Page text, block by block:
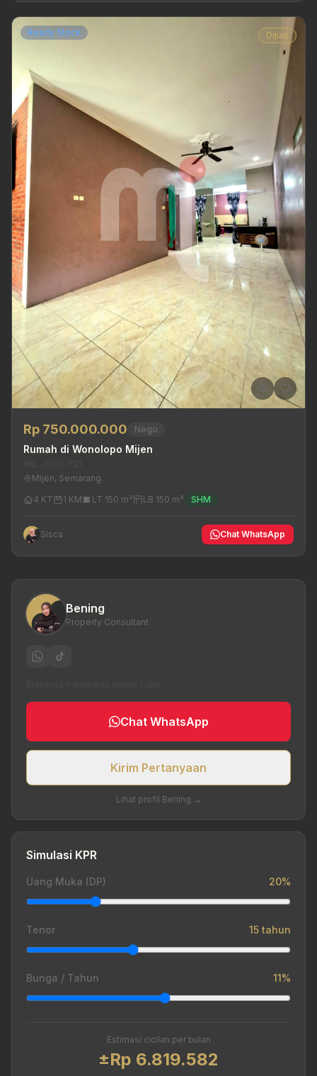
Ready Stock Dijual
Rp 750.000.000 Nego
Rumah di Wonolopo Mijen
Mijen, Semarang
4 KT
1 KM LT 150 m² LB 150 m² SHM
Sisca Chat WhatsApp
Bening
Property Consultant
Chat WhatsApp
Kirim Pertanyaan
Lihat profil Bening →
Simulasi KPR
Uang Muka (DP) 20%
Tenor 15 tahun
Bunga / Tahun 11%
Estimasi cicilan per bulan
±Rp 6.819.582